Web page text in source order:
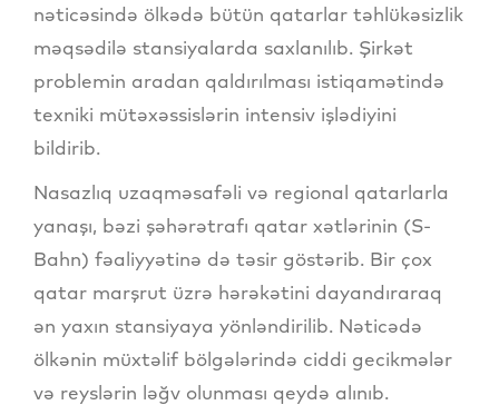
nəticəsində ölkədə bütün qatarlar təhlükəsizlik
məqsədilə stansiyalarda saxlanılıb. Şirkət
problemin aradan qaldırılması istiqamətində
texniki mütəxəssislərin intensiv işlədiyini
bildirib.
Nasazlıq uzaqməsafəli və regional qatarlarla
yanaşı, bəzi şəhərətrafı qatar xətlərinin (S-
Bahn) fəaliyyətinə də təsir göstərib. Bir çox
qatar marşrut üzrə hərəkətini dayandıraraq
ən yaxın stansiyaya yönləndirilib. Nəticədə
ölkənin müxtəlif bölgələrində ciddi gecikmələr
və reyslərin ləğv olunması qeydə alınıb.